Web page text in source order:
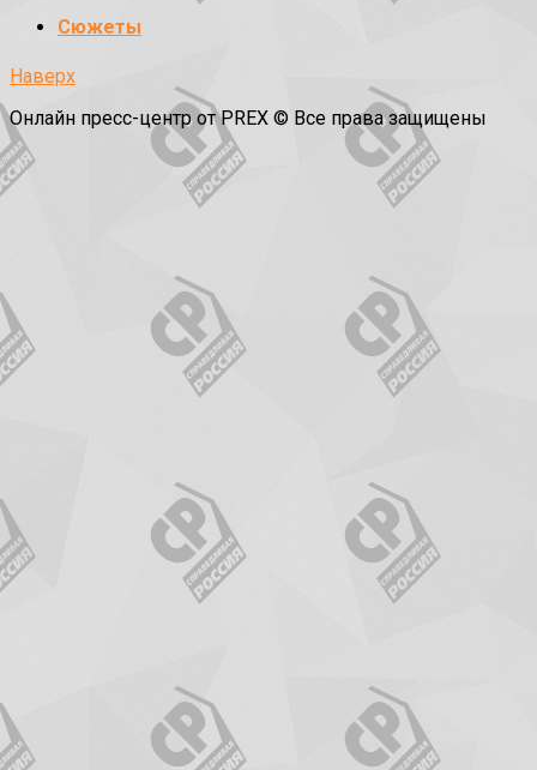
Сюжеты
Наверх
Онлайн пресс-центр от PREX © Все права защищены